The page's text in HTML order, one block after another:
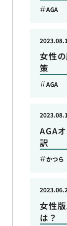
AGA
女性
策
AGA
AGA
訳
かつら
女性
は？